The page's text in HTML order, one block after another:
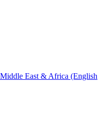
East & Africa (English